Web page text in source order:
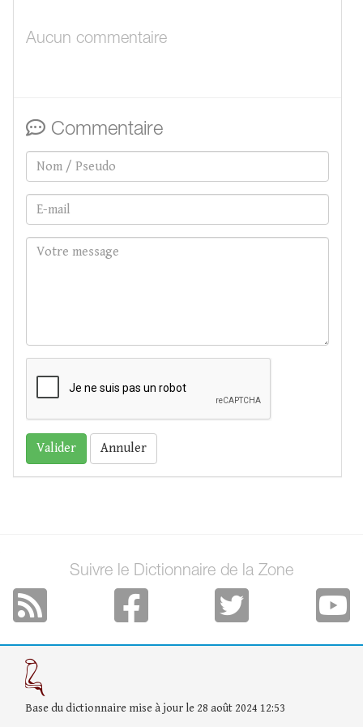
Aucun commentaire
Commentaire
Annuler
Suivre le Dictionnaire de la Zone
Base du dictionnaire mise à jour le 28 août 2024 12:53